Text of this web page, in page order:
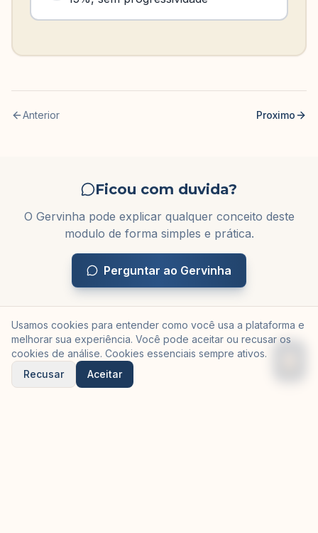
Anterior Proximo
Ficou com duvida?
O Gervinha pode explicar qualquer conceito deste
modulo de forma simples e prática.
Perguntar ao Gervinha
Usamos cookies para entender como você usa a plataforma e
melhorar sua experiência. Você pode aceitar ou recusar os
cookies de análise. Cookies essenciais sempre ativos.
Recusar
Aceitar